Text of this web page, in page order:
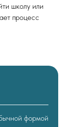
школу или
процесс
формой